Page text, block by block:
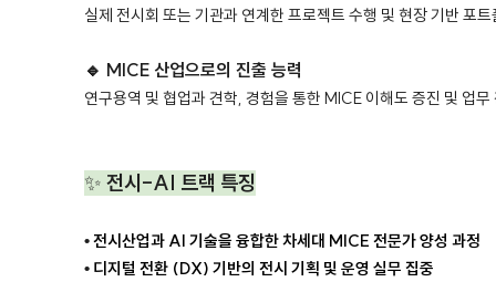
실제 전시회 또는 기관과 연계한 프로젝트 수행 및 현장 기반 포
🔹 MICE 산업으로의 진출 능력
연구용역 및 협업과 견학, 경험을 통한 MICE 이해도 증진 및 업무
✨ 전시-AI 트랙 특징
•전시산업과 AI 기술을 융합한 차세대 MICE 전문가 양성 과정
• 디지털 전환 (DX) 기반의 전시 기획 및 운영 실무 집중